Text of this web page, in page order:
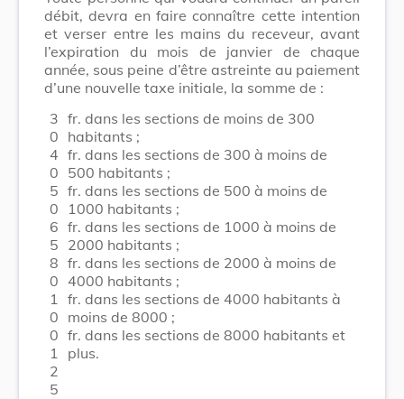
débit, devra en faire connaître cette intention
et verser entre les mains du receveur, avant
l’expiration du mois de janvier de chaque
année, sous peine d’être astreinte au paiement
d’une nouvelle taxe initiale, la somme de :
3
0
4
0
5
0
6
5
8
0
1
0
0
1
2
5
fr. dans les sections de moins de 300
habitants ;
fr. dans les sections de 300 à moins de
500 habitants ;
fr. dans les sections de 500 à moins de
1000 habitants ;
fr. dans les sections de 1000 à moins de
2000 habitants ;
fr. dans les sections de 2000 à moins de
4000 habitants ;
fr. dans les sections de 4000 habitants à
moins de 8000 ;
fr. dans les sections de 8000 habitants et
plus.